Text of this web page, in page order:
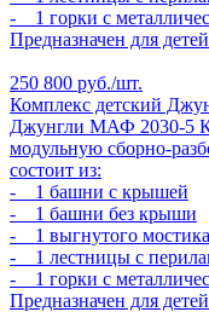
- 1 горки с
Предназначен для
250 800 руб./шт.
Комплекс детский
Джунгли МАФ 2030-5
модульную сборно-
состоит из:
- 1 башни с крышей
- 1 башни без крыши
- 1 выгнутого мостика
- 1 лестницы с
- 1 горки с
Предназначен для